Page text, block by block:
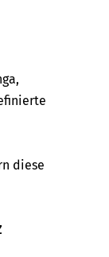
diese